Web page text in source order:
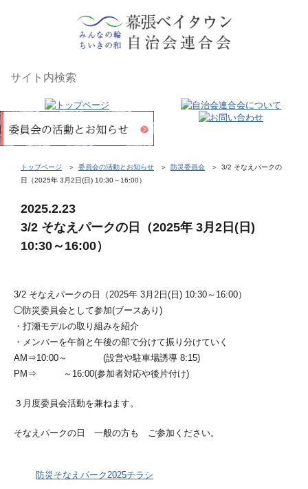
トップページ 委員会の活動とお知らせ 防災委員会
3/2 そなえパークの
日（2025年 3月2日(日) 10:30～16:00）
2025.2.23
3/2 そなえパークの日（2025年 3月2日(日)
10:30～16:00）
3/2 そなえパークの日（2025年 3月2日(日) 10:30～16:00）
◯防災委員会として参加(ブースあり)
・打瀬モデルの取り組みを紹介
・メンバーを午前と午後の部で分けて振り分けていく
AM⇒10:00～ (設営や駐車場誘導 8:15)
PM⇒ ～16:00(参加者対応や後片付け)
３月度委員会活動を兼ねます。
そなえパークの日 一般の方も ご参加ください。
防災そなえパーク2025チラシ